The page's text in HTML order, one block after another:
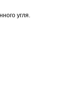
угля.